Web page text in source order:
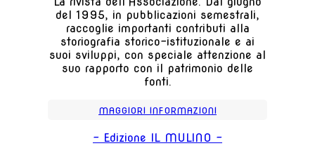
del 1995, in pubblicazioni semestrali,
raccoglie importanti contributi alla
storiografia storico-istituzionale e ai
suoi sviluppi, con speciale attenzione al
suo rapporto con il patrimonio delle
fonti.
MAGGIORI INFORMAZIONI
- Edizione IL MULINO -